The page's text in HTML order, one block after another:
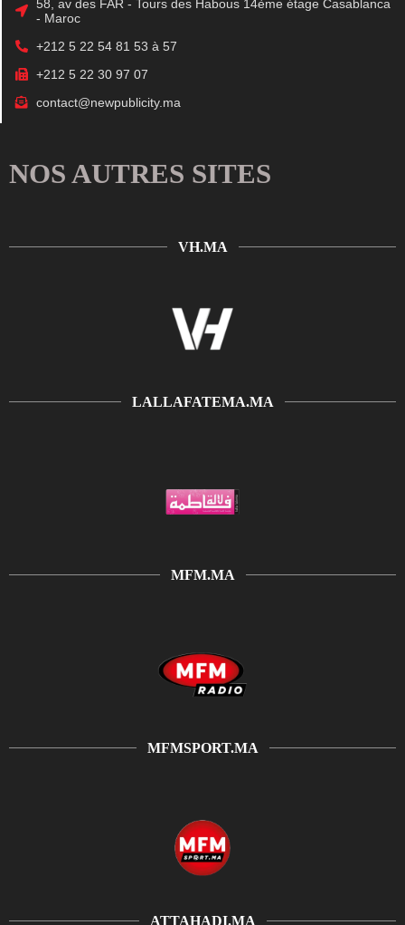
58, av des FAR - Tours des Habous 14ème étage Casablanca
- Maroc
+212 5 22 54 81 53 à 57
+212 5 22 30 97 07
contact@newpublicity.ma
NOS AUTRES SITES
VH.MA
LALLAFATEMA.MA
MFM.MA
MFMSPORT.MA
ATTAHADI.MA